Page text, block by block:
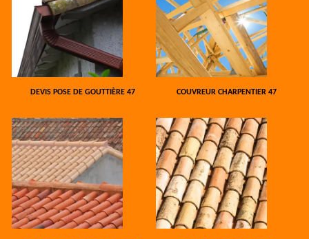
DEVIS POSE DE GOUTTIÈRE 47 COUVREUR CHARPENTIER 47